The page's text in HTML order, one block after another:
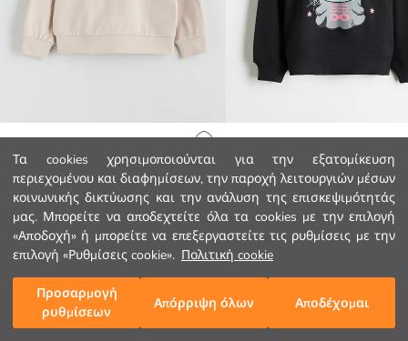
Τα cookies χρησιμοποιούνται για την εξατομίκευση
περιεχομένου και διαφημίσεων, την παροχή λειτουργιών μέσων
κοινωνικής δικτύωσης και την ανάλυση της επισκεψιμότητάς
μας. Μπορείτε να αποδεχτείτε όλα τα cookies με την επιλογή
«Αποδοχή» ή μπορείτε να επεξεργαστείτε τις ρυθμίσεις με την
επιλογή «Ρυθμίσεις cookie». Πολιτική cookie
Προσαρμογή
ρυθμίσεων
Απόρριψη όλων Αποδέχομαι
Αρχική Σελίδα
Κατηγορίες
Το Καλάθι μου
Ζιβάγκο Φούτερ για Κορίτσια
8.99 EUR
10.99 EUR
1